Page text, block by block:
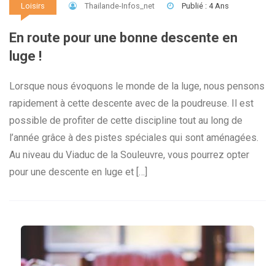
Loisirs Thailande-Infos_net Publié : 4 Ans
En route pour une bonne descente en
luge !
Lorsque nous évoquons le monde de la luge, nous pensons
rapidement à cette descente avec de la poudreuse. Il est
possible de profiter de cette discipline tout au long de
l’année grâce à des pistes spéciales qui sont aménagées.
Au niveau du Viaduc de la Souleuvre, vous pourrez opter
pour une descente en luge et […]